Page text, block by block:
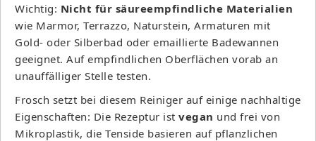
Wichtig: Nicht für säureempfindliche Materialien
wie Marmor, Terrazzo, Naturstein, Armaturen mit
Gold- oder Silberbad oder emaillierte Badewannen
geeignet. Auf empfindlichen Oberflächen vorab an
unauffälliger Stelle testen.
Frosch setzt bei diesem Reiniger auf einige nachhaltige
Eigenschaften: Die Rezeptur ist vegan und frei von
Mikroplastik, die Tenside basieren auf pflanzlichen